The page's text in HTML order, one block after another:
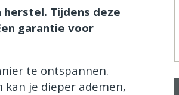
Tijdens deze
garantie voor
te ontspannen.
je dieper ademen,